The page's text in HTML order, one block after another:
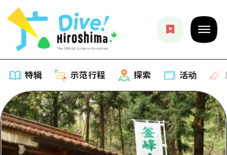
特辑 示范行程 探索 活动
特辑
列表
示范行程